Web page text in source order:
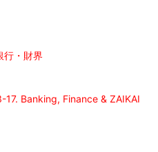
行・財界
Banking, Finance & ZAIKAI